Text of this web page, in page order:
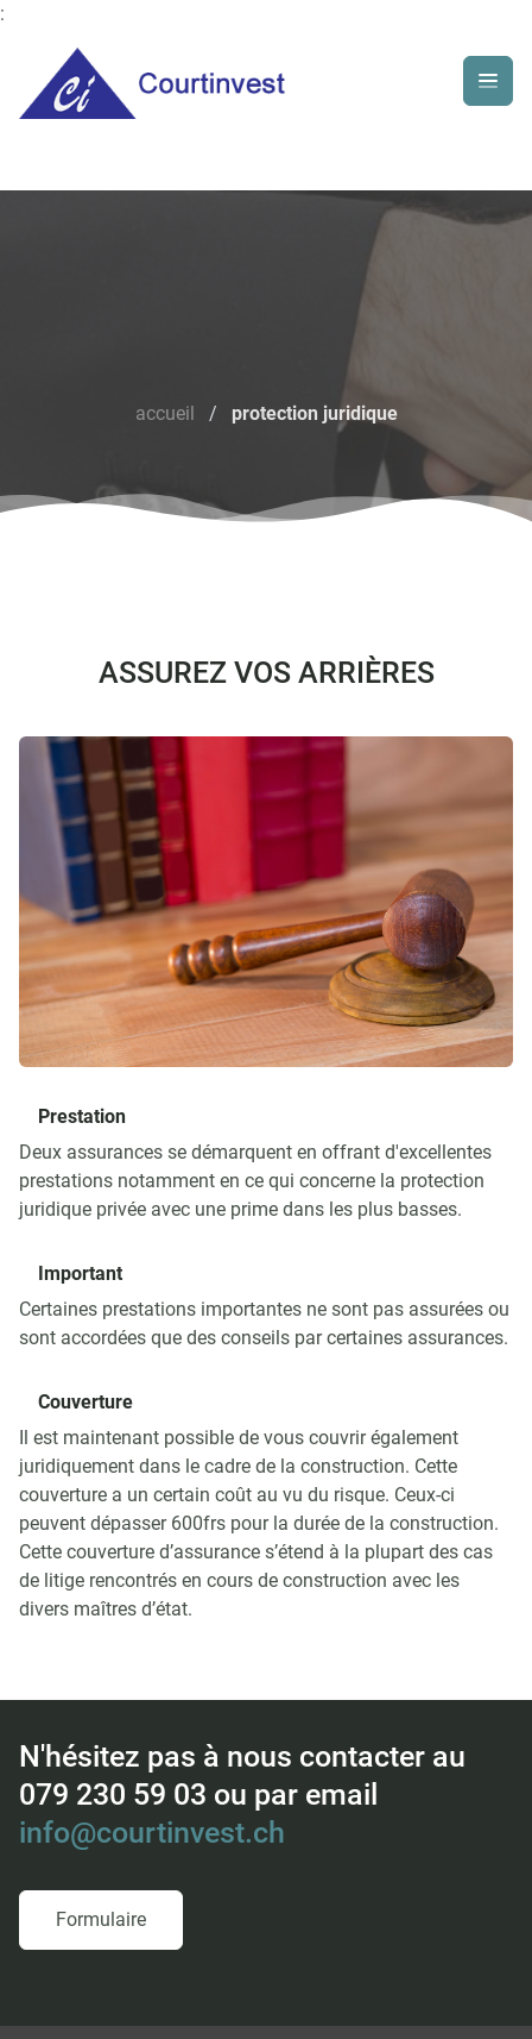
:
accueil / protection juridique
ASSUREZ VOS ARRIÈRES
Prestation
Deux assurances se démarquent en offrant d'excellentes
prestations notamment en ce qui concerne la protection
juridique privée avec une prime dans les plus basses.
Important
Certaines prestations importantes ne sont pas assurées ou
sont accordées que des conseils par certaines assurances.
Couverture
Il est maintenant possible de vous couvrir également
juridiquement dans le cadre de la construction. Cette
couverture a un certain coût au vu du risque. Ceux-ci
peuvent dépasser 600frs pour la durée de la construction.
Cette couverture d’assurance s’étend à la plupart des cas
de litige rencontrés en cours de construction avec les
divers maîtres d’état.
N'hésitez pas à nous contacter au
079 230 59 03 ou par email
info@courtinvest.ch
Formulaire